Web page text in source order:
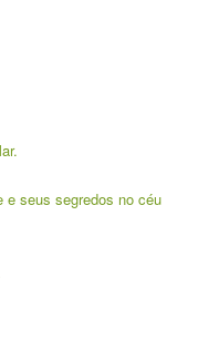
e seus segredos no céu